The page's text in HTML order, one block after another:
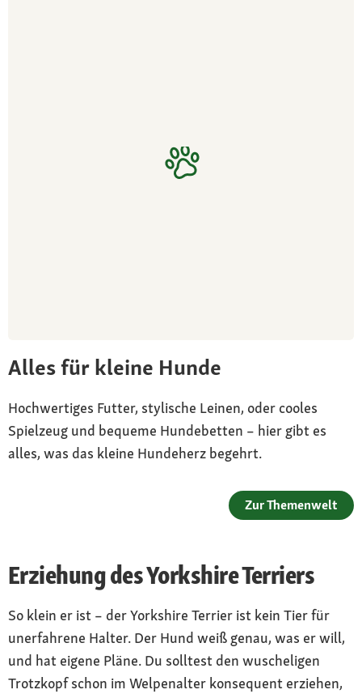
Alles für kleine Hunde
Hochwertiges Futter, stylische Leinen, oder cooles
Spielzeug und bequeme Hundebetten – hier gibt es
alles, was das kleine Hundeherz begehrt.
Zur Themenwelt
Erziehung des Yorkshire Terriers
So klein er ist – der Yorkshire Terrier ist kein Tier für
unerfahrene Halter. Der Hund weiß genau, was er will,
und hat eigene Pläne. Du solltest den wuscheligen
Trotzkopf schon im Welpenalter konsequent erziehen,